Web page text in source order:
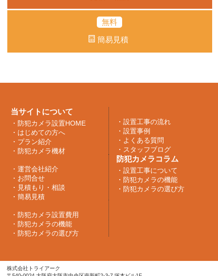
無料
簡易見積
当サイトについて
・ 防犯カメラ設置HOME
・ はじめての方へ
・ プラン紹介
・ 防犯カメラ機材
・ 設置工事の流れ
・ 設置事例
・ よくある質問
・ スタッフブログ
・ 運営会社紹介
・ お問合せ
・ 見積もり・相談
・ 簡易見積
防犯カメラコラム
・ 設置工事について
・ 防犯カメラの機能
・ 防犯カメラの選び方
・ 防犯カメラ設置費用
・ 防犯カメラの機能
・ 防犯カメラの選び方
株式会社トライアーク